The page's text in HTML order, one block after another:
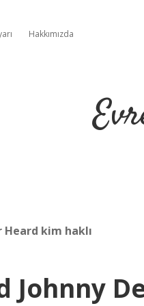
Hakkımızda
Heard kim haklı